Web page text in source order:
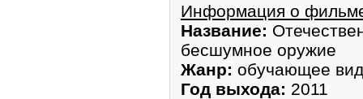
Информация о
Название:
бесшумное оружие
Жанр: обучающее
Год выхода: 2011